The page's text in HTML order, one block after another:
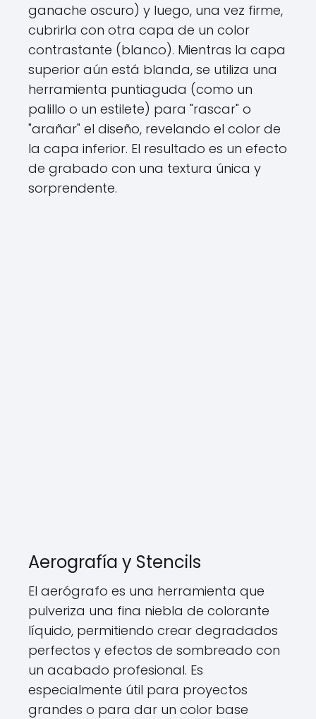
ganache oscuro) y luego, una vez firme,
cubrirla con otra capa de un color
contrastante (blanco). Mientras la capa
superior aún está blanda, se utiliza una
herramienta puntiaguda (como un
palillo o un estilete) para "rascar" o
"arañar" el diseño, revelando el color de
la capa inferior. El resultado es un efecto
de grabado con una textura única y
sorprendente.
Aerografía y Stencils
El aerógrafo es una herramienta que
pulveriza una fina niebla de colorante
líquido, permitiendo crear degradados
perfectos y efectos de sombreado con
un acabado profesional. Es
especialmente útil para proyectos
grandes o para dar un color base